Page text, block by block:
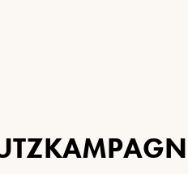
TZKAMPAGN